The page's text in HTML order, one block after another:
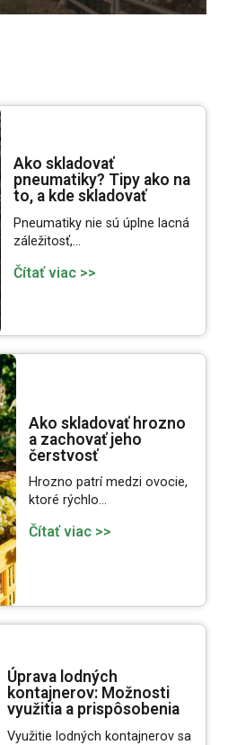
Ako skladovať
pneumatiky? Tipy ako na
to, a kde skladovať
Pneumatiky nie sú úplne lacná
záležitosť,…
Čítať viac >>
Ako skladovať hrozno
a zachovať jeho
čerstvosť
Hrozno patrí medzi ovocie,
ktoré rýchlo…
Čítať viac >>
Úprava lodných
kontajnerov: Možnosti
využitia a prispôsobenia
Využitie lodných kontajnerov sa